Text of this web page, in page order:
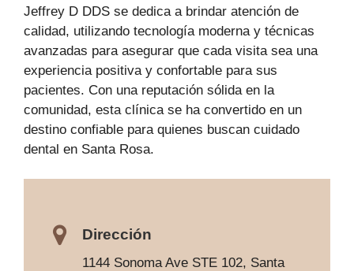
Jeffrey D DDS se dedica a brindar atención de
calidad, utilizando tecnología moderna y técnicas
avanzadas para asegurar que cada visita sea una
experiencia positiva y confortable para sus
pacientes. Con una reputación sólida en la
comunidad, esta clínica se ha convertido en un
destino confiable para quienes buscan cuidado
dental en Santa Rosa.
Dirección
1144 Sonoma Ave STE 102, Santa